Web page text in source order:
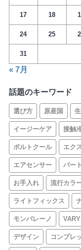
17 18
24 25
31
« 7月
話題のキーワード
選び方 原産国
イージーケア 接触
ボルトクール エク
エアセンサー バー
お手入れ 流行カラ
ライトフィックス
モンバレーノ
デザイン コンプレ